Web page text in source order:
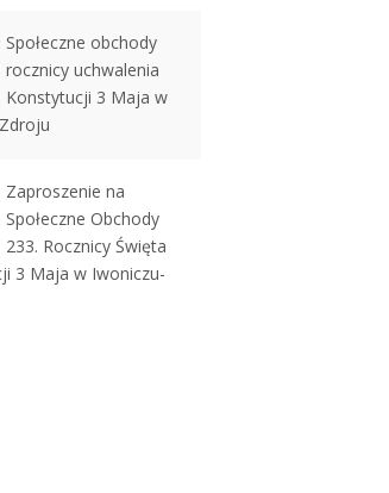
Społeczne obchody
rocznicy uchwalenia
Konstytucji 3 Maja w
Zaproszenie na
Społeczne Obchody
233. Rocznicy Święta
3 Maja w Iwoniczu-